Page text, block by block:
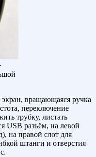
вращающаяся ручка
переключение
трубку, листать
USB разъём, на левой
на правой слот для
штанги и отверстия